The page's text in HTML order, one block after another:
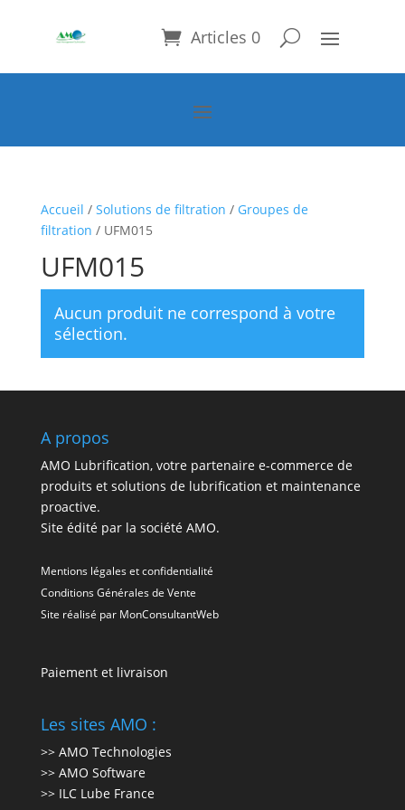
Articles 0
Accueil / Solutions de filtration / Groupes de
filtration / UFM015
UFM015
Aucun produit ne correspond à votre
sélection.
A propos
AMO Lubrification, votre partenaire e-commerce de
produits et solutions de lubrification et maintenance
proactive.
Site édité par la société AMO.
Mentions légales et confidentialité
Conditions Générales de Vente
Site réalisé par MonConsultantWeb
Paiement et livraison
Les sites AMO :
>> AMO Technologies
>> AMO Software
>> ILC Lube France